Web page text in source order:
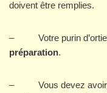
doivent être remplies.
– Votre purin d’ortie
préparation.
– Vous devez avoir